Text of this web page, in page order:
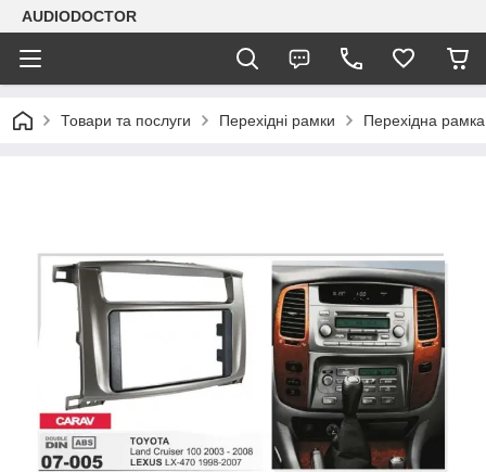
AUDIODOCTOR
Товари та послуги Перехідні рамки Перехідна